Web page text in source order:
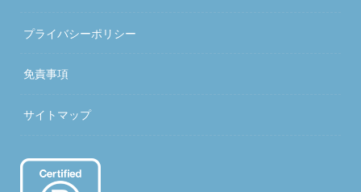
プライバシーポリシー
免責事項
サイトマップ